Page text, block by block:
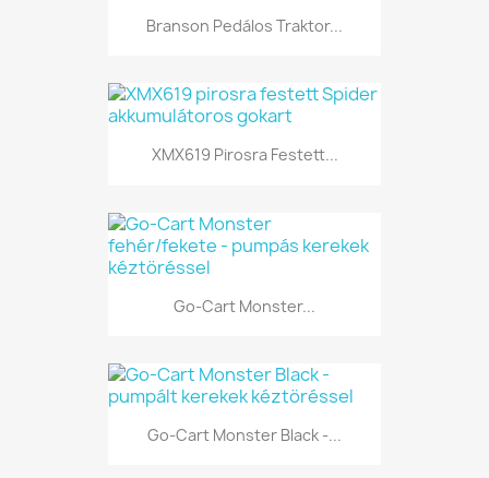
Branson Pedálos Traktor...
XMX619 Pirosra Festett...
Go-Cart Monster...
Go-Cart Monster Black -...